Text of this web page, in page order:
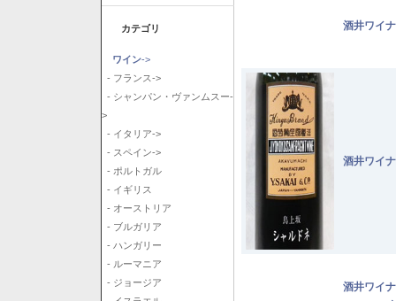
カテゴリ
ワイン->
- フランス->
- シャンパン・ヴァンムスー-
>
- イタリア->
- スペイン->
- ポルトガル
- イギリス
- オーストリア
- ブルガリア
- ハンガリー
- ルーマニア
- ジョージア
酒井ワイ
酒井ワイ
酒井ワイ